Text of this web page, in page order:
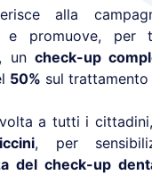
alla
e promuove, per
, un check-up
50% sul trattamento
a tutti i cittadini,
, per
del check-up